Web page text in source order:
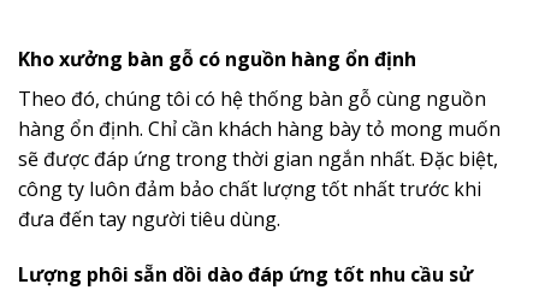
Kho xưởng bàn gỗ có nguồn hàng ổn định
Theo đó, chúng tôi có hệ thống bàn gỗ cùng nguồn
hàng ổn định. Chỉ cần khách hàng bày tỏ mong muốn
sẽ được đáp ứng trong thời gian ngắn nhất. Đặc biệt,
công ty luôn đảm bảo chất lượng tốt nhất trước khi
đưa đến tay người tiêu dùng.
Lượng phôi sẵn dồi dào đáp ứng tốt nhu cầu sử